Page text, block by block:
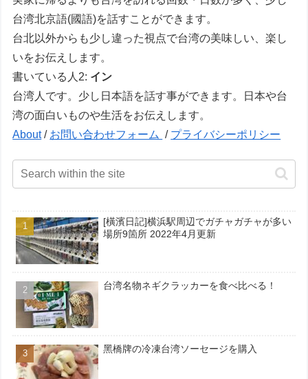
台湾北京語(國語)を話すことができます。
台北以外からも少し違った視点で台湾の美味しい、楽し
いをお伝えします。
書いている人2: イン
台湾人です。少し日本語を話す事ができます。日本や台
湾の面白いものや生活をお伝えします。
About/ お問い合わせフォーム / プライバシーポリシー
[橫濱日記]横浜駅周辺でガチャガチャが多い
場所9箇所 2022年4月更新
台湾名物ネギクラッカーを食べ比べる！
黑橋牌の冷凍台湾ソーセージを購入